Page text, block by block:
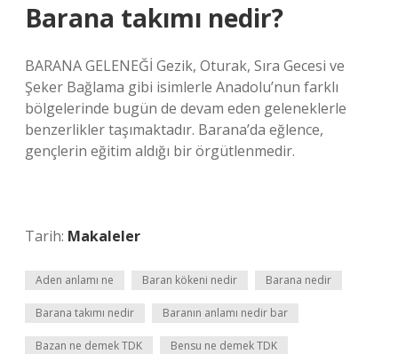
Barana takımı nedir?
BARANA GELENEĞİ Gezik, Oturak, Sıra Gecesi ve
Şeker Bağlama gibi isimlerle Anadolu’nun farklı
bölgelerinde bugün de devam eden geleneklerle
benzerlikler taşımaktadır. Barana’da eğlence,
gençlerin eğitim aldığı bir örgütlenmedir.
Tarih: Makaleler
Aden anlamı ne Baran kökeni nedir Barana nedir
Barana takımı nedir Baranın anlamı nedir bar
Bazan ne demek TDK Bensu ne demek TDK